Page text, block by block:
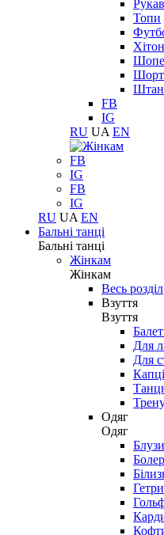
Топи
FB
IG
RU UA EN
FB
IG
FB
IG
RU UA EN
Бальні танці
Бальні танці
Жінкам
Жінкам
Весь розділ
Взуття
Взуття
Для
Для
Капці
Одяг
Одяг
Блузи
Гетри